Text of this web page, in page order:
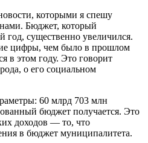
которыми я спешу
Бюджет, который
существенно увеличился.
цифры, чем было в прошлом
в этом году. Это говорит
о его социальном
60 млрд 703 млн
бюджет получается. Это
доходов — то, что
в бюджет муниципалитета.